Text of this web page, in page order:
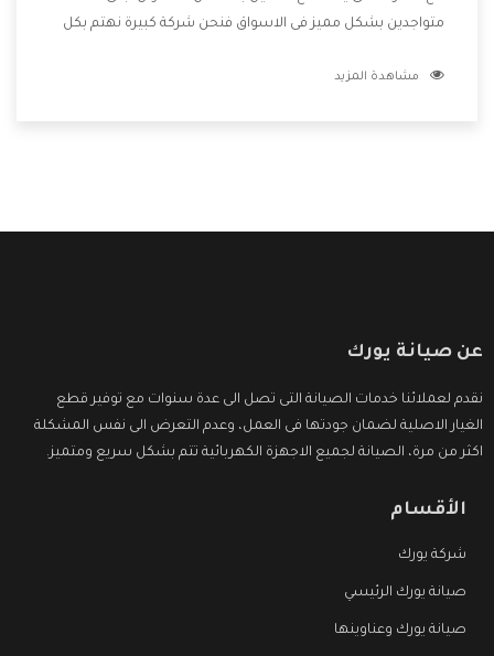
متواجدين بشكل مميز فى الاسواق فنحن شركة كبيرة نهتم بكل
الشركة بها والتى تكون منها خدمة الصيانة التى تكون من أهم
مشاهدة المزيد
عن صيانة يورك
نقدم لعملائنا خدمات الصيانة التى تصل الى عدة سنوات مع توفير قطع
الغيار الاصلية لضمان جودتها فى العمل، وعدم التعرض الى نفس المشكلة
اكثر من مرة، الصيانة لجميع الاجهزة الكهربائية تتم بشكل سريع ومتميز.
الأقسام
شركة يورك
صيانة يورك الرئيسي
صيانة يورك وعناوينها